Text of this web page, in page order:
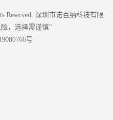
Reserved. 深圳市诺百纳科技有限
，选择需谨慎”
号